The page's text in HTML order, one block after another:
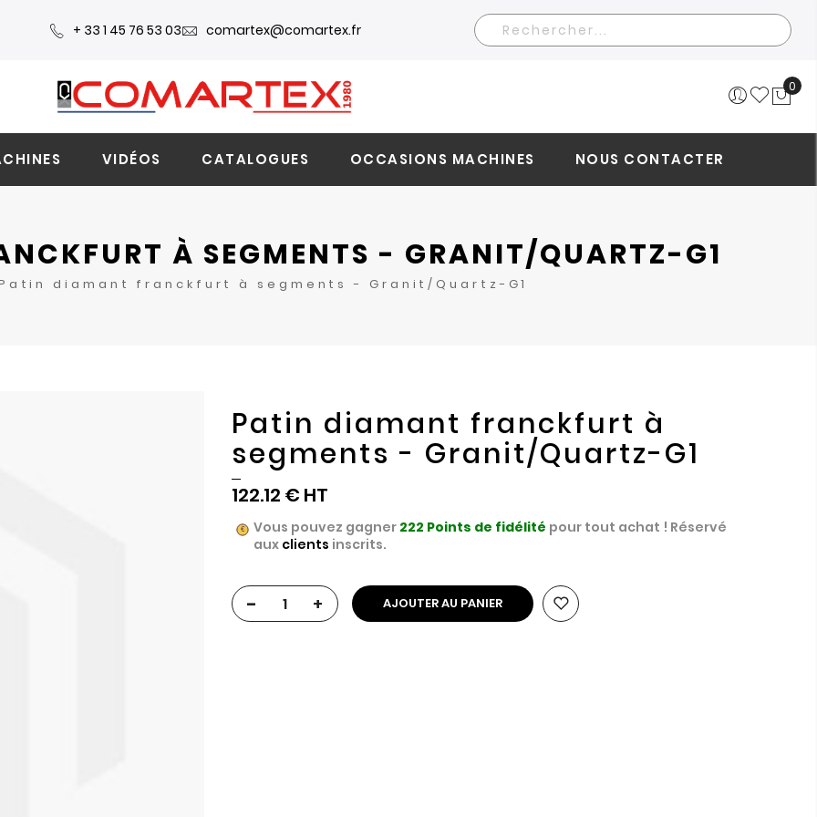
+ 33 1 45 76 53 03 comartex@comartex.fr
Rechercher
0
VIDÉOS CATALOGUES OCCASIONS MACHINES NOUS CONTACTER
À SEGMENTS - GRANIT/QUARTZ-G1
diamant franckfurt à segments - Granit/Quartz-G1
Patin diamant franckfurt à
segments - Granit/Quartz-G1
122.12 €
Vous pouvez gagner 222 Points de fidélité pour tout achat ! Réservé
aux clients inscrits.
- + AJOUTER AU PANIER